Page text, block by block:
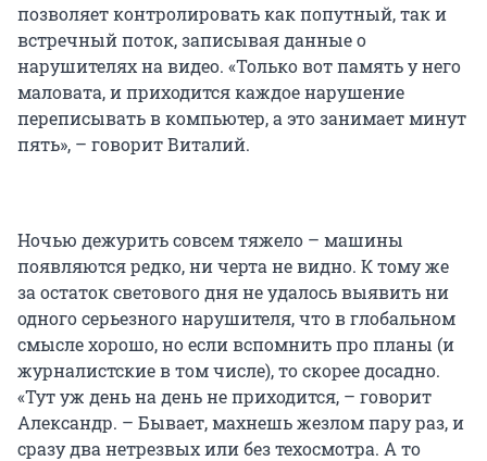
позволяет контролировать как попутный, так и
встречный поток, записывая данные о
нарушителях на видео. «Только вот память у него
маловата, и приходится каждое нарушение
переписывать в компьютер, а это занимает минут
пять», – говорит Виталий.
Ночью дежурить совсем тяжело – машины
появляются редко, ни черта не видно. К тому же
за остаток светового дня не удалось выявить ни
одного серьезного нарушителя, что в глобальном
смысле хорошо, но если вспомнить про планы (и
журналистские в том числе), то скорее досадно.
«Тут уж день на день не приходится, – говорит
Александр. – Бывает, махнешь жезлом пару раз, и
сразу два нетрезвых или без техосмотра. А то